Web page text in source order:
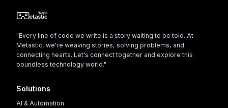
"Every line of code we write is a story waiting to be told. At
Metastic, we're weaving stories, solving problems, and
connecting hearts. Let's connect together and explore this
boundless technology world."
Solutions
AI & Automation